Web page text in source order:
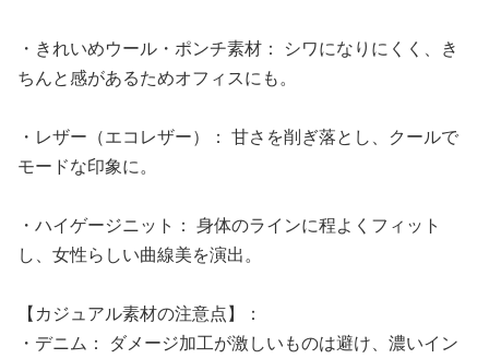
・きれいめウール・ポンチ素材： シワになりにくく、き
ちんと感があるためオフィスにも。
・レザー（エコレザー）： 甘さを削ぎ落とし、クールで
モードな印象に。
・ハイゲージニット： 身体のラインに程よくフィット
し、女性らしい曲線美を演出。
【カジュアル素材の注意点】：
・デニム： ダメージ加工が激しいものは避け、濃いイン